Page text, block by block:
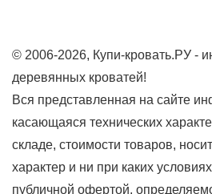
© 2006-2026, Купи-кровать.РУ -
деревянных кроватей!
Вся представленная на сайте
касающаяся технических
складе, стоимости товаров,
характер и ни при каких
публичной офертой,